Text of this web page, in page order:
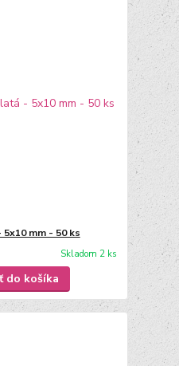
mm - 50 ks
Skladom 2 ks
do košíka